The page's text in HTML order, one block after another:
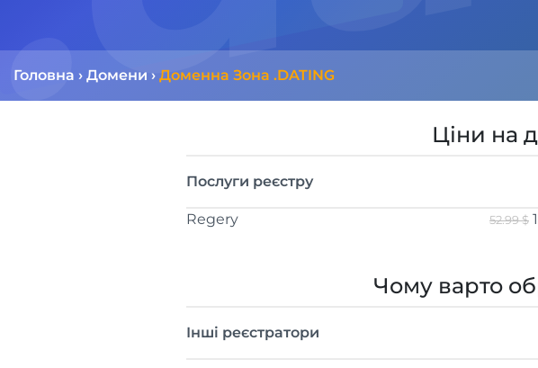
Головна › Домени › Доменна Зона .DATING
Ціни на
Послуги реєстру
Regery 52.99 $
Чому варто
Інші реєстратори